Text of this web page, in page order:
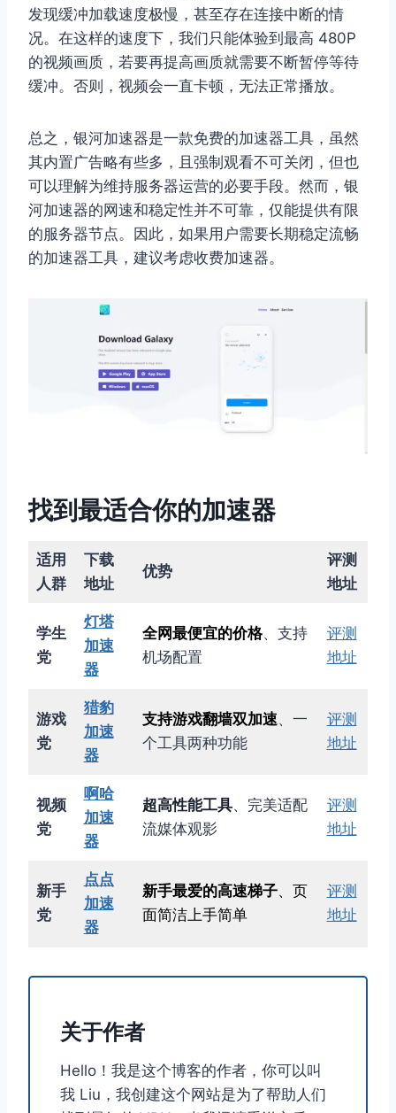
发现缓冲加载速度极慢，甚至存在连接中断的情
况。在这样的速度下，我们只能体验到最高 480P
的视频画质，若要再提高画质就需要不断暂停等待
缓冲。否则，视频会一直卡顿，无法正常播放。
总之，银河加速器是一款免费的加速器工具，虽然
其内置广告略有些多，且强制观看不可关闭，但也
可以理解为维持服务器运营的必要手段。然而，银
河加速器的网速和稳定性并不可靠，仅能提供有限
的服务器节点。因此，如果用户需要长期稳定流畅
的加速器工具，建议考虑收费加速器。
找到最适合你的加速器
适用
人群
下载
地址
优势
评测
地址
学生
党
灯塔
加速
器
全网最便宜的价格、支持
机场配置
评测
地址
游戏
党
猎豹
加速
器
支持游戏翻墙双加速、一
个工具两种功能
评测
地址
视频
党
啊哈
加速
器
超高性能工具、完美适配
流媒体观影
评测
地址
新手
党
点点
加速
器
新手最爱的高速梯子、页
面简洁上手简单
评测
地址
关于作者
Hello！我是这个博客的作者，你可以叫
我 Liu，我创建这个网站是为了帮助人们